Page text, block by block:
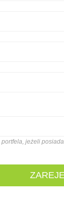
portfela, jeżeli